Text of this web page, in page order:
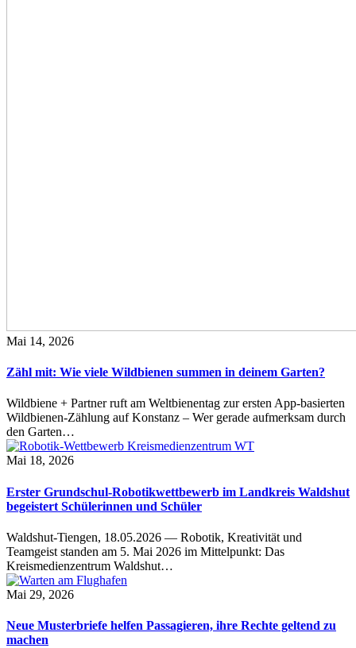
Mai 14, 2026
Zähl mit: Wie viele Wildbienen summen in deinem Garten?
Wildbiene + Partner ruft am Weltbienentag zur ersten App-basierten
Wildbienen-Zählung auf Konstanz – Wer gerade aufmerksam durch
den Garten…
Mai 18, 2026
Erster Grundschul-Robotikwettbewerb im Landkreis Waldshut
begeistert Schülerinnen und Schüler
Waldshut-Tiengen, 18.05.2026 — Robotik, Kreativität und
Teamgeist standen am 5. Mai 2026 im Mittelpunkt: Das
Kreismedienzentrum Waldshut…
Mai 29, 2026
Neue Musterbriefe helfen Passagieren, ihre Rechte geltend zu
machen